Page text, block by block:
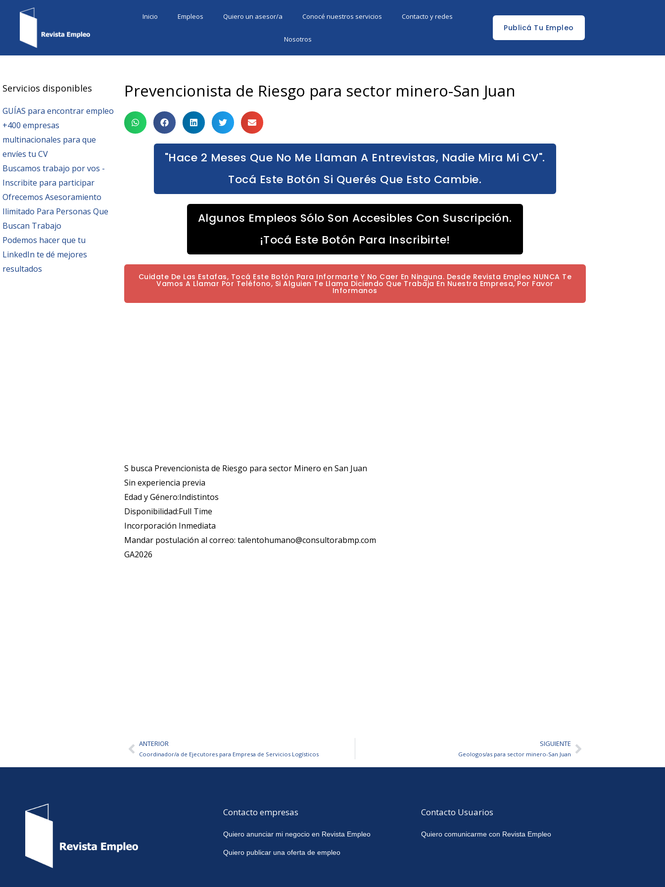
Inicio Empleos Quiero un asesor/a Conocé nuestros servicios Contacto y redes
Nosotros
Publicá Tu Empleo
Servicios disponibles
GUÍAS para encontrar empleo
+400 empresas
multinacionales para que
envíes tu CV
Buscamos trabajo por vos -
Inscribite para participar
Ofrecemos Asesoramiento
Ilimitado Para Personas Que
Buscan Trabajo
Podemos hacer que tu
LinkedIn te dé mejores
resultados
Prevencionista de Riesgo para sector minero-San Juan
"Hace 2 Meses Que No Me Llaman A Entrevistas, Nadie Mira Mi CV".
Tocá Este Botón Si Querés Que Esto Cambie.
Algunos Empleos Sólo Son Accesibles Con Suscripción.
¡Tocá Este Botón Para Inscribirte!
Cuidate De Las Estafas, Tocá Este Botón Para Informarte Y No Caer En Ninguna. Desde Revista Empleo NUNCA Te
Vamos A Llamar Por Teléfono, Si Alguien Te Llama Diciendo Que Trabaja En Nuestra Empresa, Por Favor
Informanos
S busca Prevencionista de Riesgo para sector Minero en San Juan
Sin experiencia previa
Edad y Género:Indistintos
Disponibilidad:Full Time
Incorporación Inmediata
Mandar postulación al correo: talentohumano@consultorabmp.com
GA2026
AntANTERIOR
Coordinador/a de Ejecutores para Empresa de Servicios Logísticos
SIGUIENTE
Geologos/as para sector minero-San JuanSiguiente
Contacto empresas
Quiero anunciar mi negocio en Revista Empleo
Quiero publicar una oferta de empleo
Contacto Usuarios
Quiero comunicarme con Revista Empleo